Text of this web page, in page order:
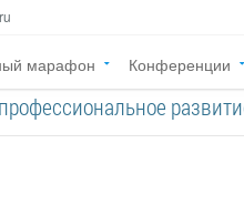
марафон Конференции